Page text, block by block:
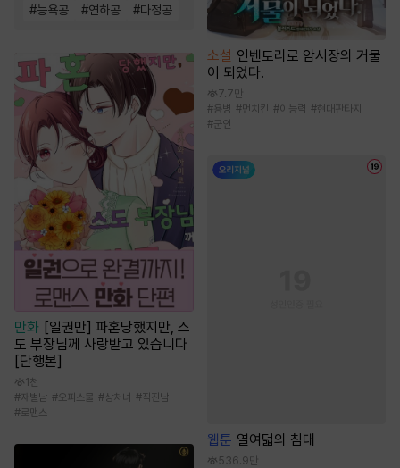
#능욕공 #연하공 #다정공
만화
[일권만] 파혼당했지만, 스
도 부장님께 사랑받고 있습니다
[단행본]
1천
# 재벌남 #오피스물 #상처녀 #직진남
#로맨스
소설 인벤토리로 암시장의 거물
이 되었다.
7.7만
#용병 #먼치킨 #이능력 #현대판타지
#군인
웹툰 열여덟의 침대
536.9만